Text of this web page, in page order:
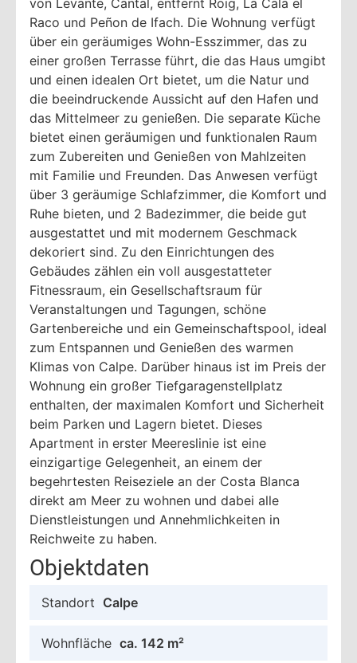
von Levante, Cantal, entfernt Roig, La Cala el
Raco und Peñon de Ifach. Die Wohnung verfügt
über ein geräumiges Wohn-Esszimmer, das zu
einer großen Terrasse führt, die das Haus umgibt
und einen idealen Ort bietet, um die Natur und
die beeindruckende Aussicht auf den Hafen und
das Mittelmeer zu genießen. Die separate Küche
bietet einen geräumigen und funktionalen Raum
zum Zubereiten und Genießen von Mahlzeiten
mit Familie und Freunden. Das Anwesen verfügt
über 3 geräumige Schlafzimmer, die Komfort und
Ruhe bieten, und 2 Badezimmer, die beide gut
ausgestattet und mit modernem Geschmack
dekoriert sind. Zu den Einrichtungen des
Gebäudes zählen ein voll ausgestatteter
Fitnessraum, ein Gesellschaftsraum für
Veranstaltungen und Tagungen, schöne
Gartenbereiche und ein Gemeinschaftspool, ideal
zum Entspannen und Genießen des warmen
Klimas von Calpe. Darüber hinaus ist im Preis der
Wohnung ein großer Tiefgaragenstellplatz
enthalten, der maximalen Komfort und Sicherheit
beim Parken und Lagern bietet. Dieses
Apartment in erster Meereslinie ist eine
einzigartige Gelegenheit, an einem der
begehrtesten Reiseziele an der Costa Blanca
direkt am Meer zu wohnen und dabei alle
Dienstleistungen und Annehmlichkeiten in
Reichweite zu haben.
Objektdaten
Standort Calpe
Wohnfläche ca. 142 m²